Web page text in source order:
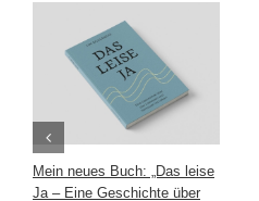
Mein neues Buch: „Das leise
Ja – Eine Geschichte über